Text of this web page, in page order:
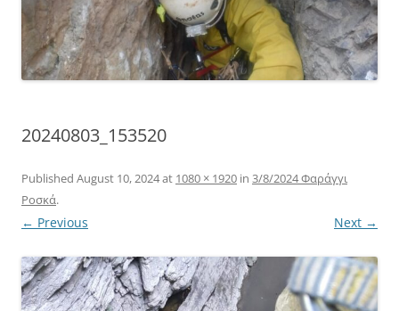
20240803_153520
Published August 10, 2024at 1080 × 1920 in 3/8/2024 Φαράγγι
Ροσκά.
← Previous Next →